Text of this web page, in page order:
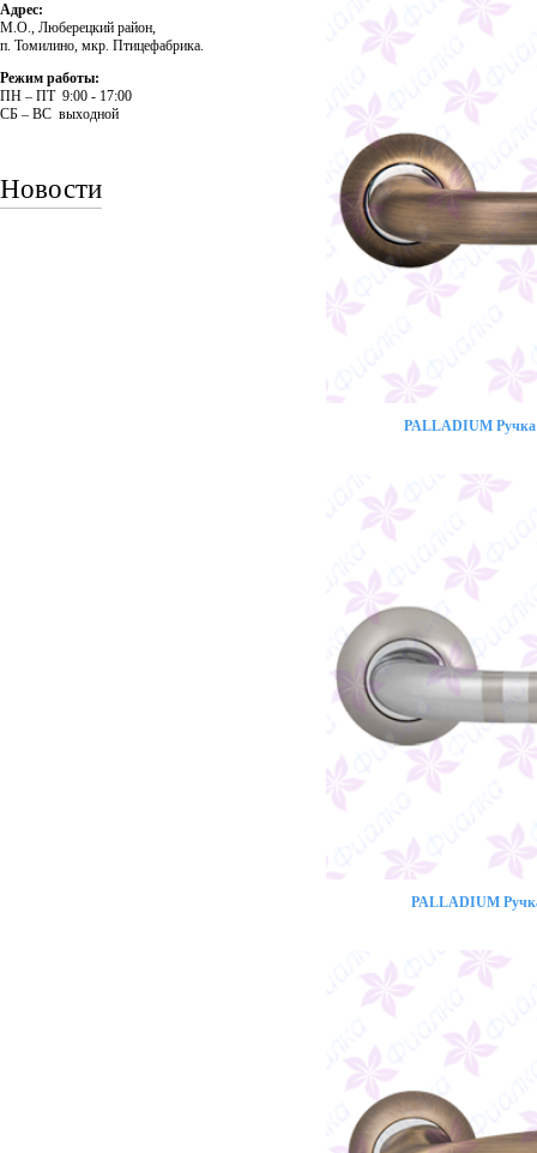
Адрес:
М.О., Люберецкий район,
п. Томилино, мкр. Птицефабрика.
Режим работы:
ПH – ПT 9:00 - 17:00
CБ – BC выходной
Новости
PALLADIUM Ручка
PALLADIUM